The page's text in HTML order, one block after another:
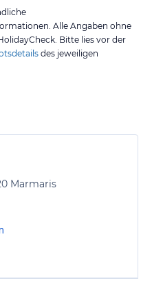
Alle Angaben ohne
Bitte lies vor der
des jeweiligen
Marmaris